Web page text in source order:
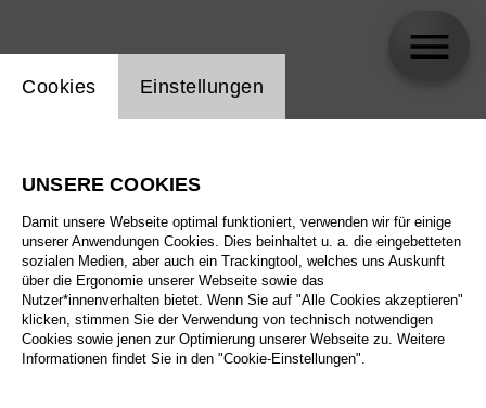
Einstellung Website Cookie
Cookies Einstellungen
UNSERE COOKIES
Damit unsere Webseite optimal funktioniert, verwenden wir für einige
unserer Anwendungen Cookies. Dies beinhaltet u. a. die eingebetteten
sozialen Medien, aber auch ein Trackingtool, welches uns Auskunft
über die Ergonomie unserer Webseite sowie das
Nutzer*innenverhalten bietet. Wenn Sie auf "Alle Cookies akzeptieren"
klicken, stimmen Sie der Verwendung von technisch notwendigen
Cookies sowie jenen zur Optimierung unserer Webseite zu. Weitere
Informationen findet Sie in den "Cookie-Einstellungen".